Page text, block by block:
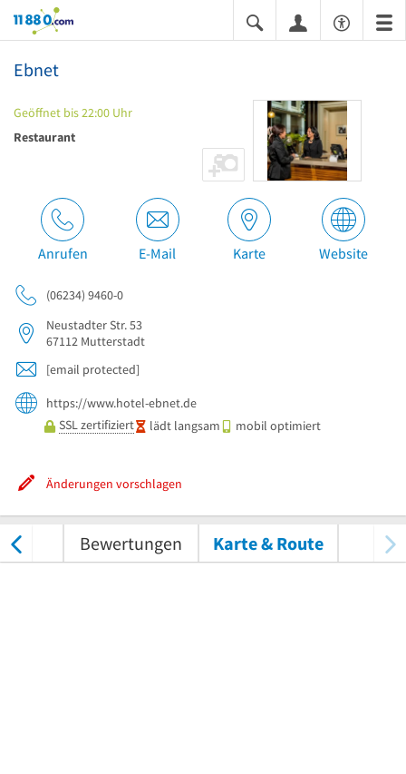
11880.com
Ebnet
Geöffnet bis 22:00 Uhr
Restaurant
Anrufen E-Mail Karte Website
(06234) 9460-0
Neustadter Str. 53
67112 Mutterstadt
[email protected]
https://www.hotel-ebnet.de
SSL zertifiziert
lädt langsam mobil optimiert
Änderungen vorschlagen
Bewertungen Karte & Route